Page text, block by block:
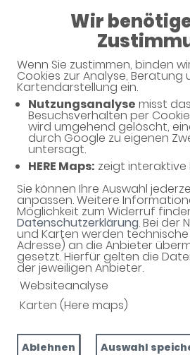
Wir
Wenn Sie zustimmen, binden
Cookies zur Analyse, Beratung
Kartendarstellung ein.
Nutzungsanalyse misst das
Besuchsverhalten per
wird umgehend gelöscht,
durch Google zu eigenen
untersagt.
HERE Maps: zeigt interaktive
Sie können Ihre Auswahl
anpassen. Weitere
Möglichkeit zum Widerruf
Datenschutzerklärung. Bei der
und Karten werden technische
Adresse) an die Anbieter
gesetzt. Hierfür gelten die
der jeweiligen Anbieter.
Websiteanalyse
Karten (Here maps)
Ablehnen Auswahl
08:00 - 20:00
Unverbindliche
Apotheke im
Wormser Str. 109,
Eine Bearbeitung und
Arzneimittel-Reservierung
Öffnungszeiten